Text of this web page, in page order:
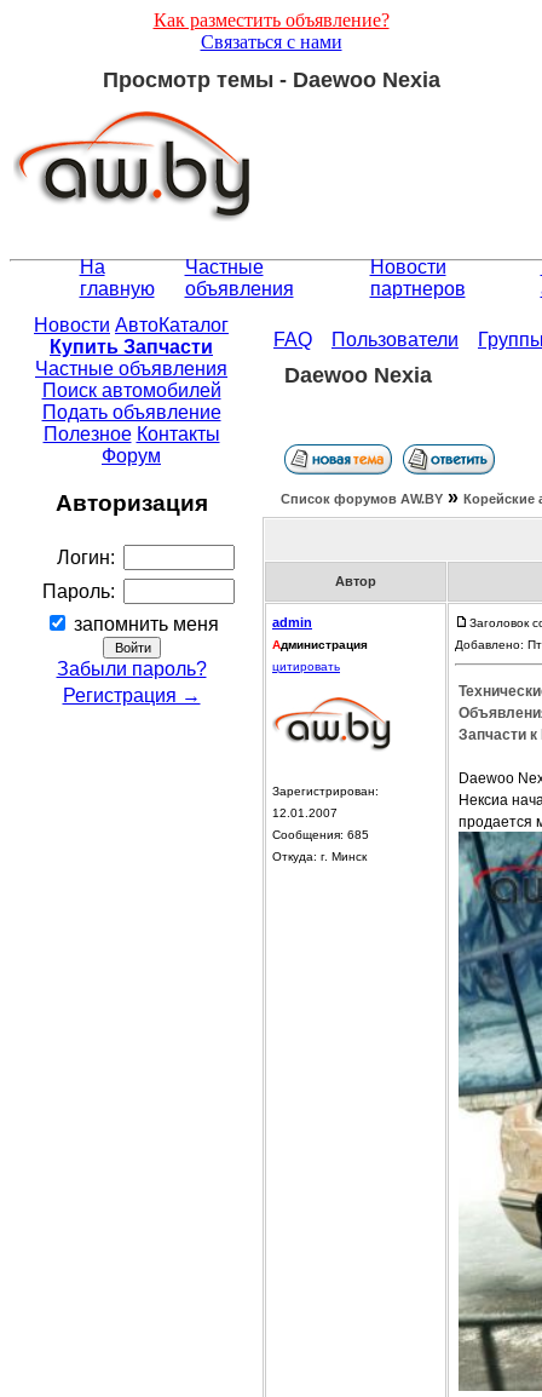
Как разместить объявление?
Связаться с нами
Просмотр темы - Daewoo Nexia
На
главную
Частные
объявления
Новости
партнеров
Новости АвтоКаталог
Купить Запчасти
Частные объявления
Поиск автомобилей
Подать объявление
Полезное Контакты
Форум
Авторизация
Логин:
Пароль:
запомнить меня
Забыли пароль?
Регистрация →
FAQ Пользователи
Daewoo Nexia
Список форумов АW.BY » Корейские
Автор
admin
Администрация
цитировать
Зарегистрирован:
12.01.2007
Сообщения: 685
Откуда: г. Минск
Заголовок
Добавлено:
Запчасти к
Daewoo
Нексиа
продается